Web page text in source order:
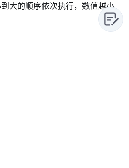
大的顺序依次执行，数值越小